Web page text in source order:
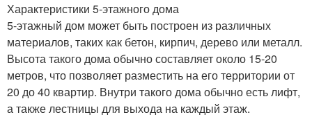
Характеристики 5-этажного дома
5-этажный дом может быть построен из различных
материалов, таких как бетон, кирпич, дерево или металл.
Высота такого дома обычно составляет около 15-20
метров, что позволяет разместить на его территории от
20 до 40 квартир. Внутри такого дома обычно есть лифт,
а также лестницы для выхода на каждый этаж.